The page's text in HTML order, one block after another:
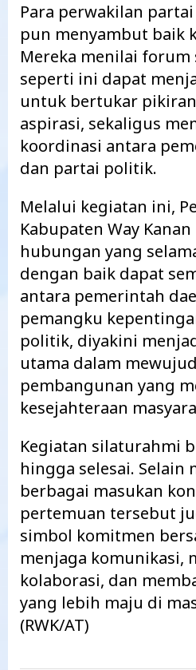
Para perwakilan
pun menyambut baik
Mereka menilai
seperti ini dapat
untuk bertukar
aspirasi, sekaligus
koordinasi antara
dan partai politik.
Melalui kegiatan ini,
Kabupaten Way
hubungan yang
dengan baik dapat
antara pemerintah
pemangku
politik, diyakini
utama dalam
pembangunan yang
kesejahteraan
Kegiatan silaturahmi
hingga selesai. Selain
berbagai masukan
pertemuan tersebut
simbol komitmen
menjaga komunikasi,
kolaborasi, dan
yang lebih maju di
(RWK/AT)